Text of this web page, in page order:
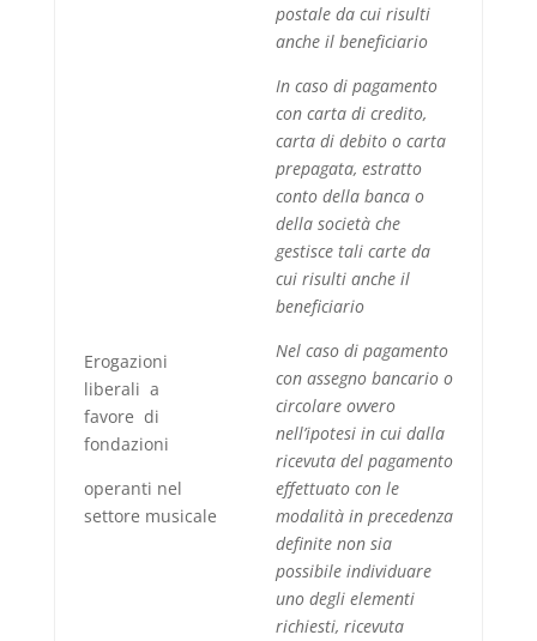
Erogazioni
liberali a
favore di
fondazioni
operanti nel
settore musicale
postale da cui risulti
anche il beneficiario
In caso di pagamento
con carta di credito,
carta di debito o carta
prepagata, estratto
conto della banca o
della società che
gestisce tali carte da
cui risulti anche il
beneficiario
Nel caso di pagamento
con assegno bancario o
circolare ovvero
nell’ipotesi in cui dalla
ricevuta del pagamento
effettuato con le
modalità in precedenza
definite non sia
possibile individuare
uno degli elementi
richiesti, ricevuta